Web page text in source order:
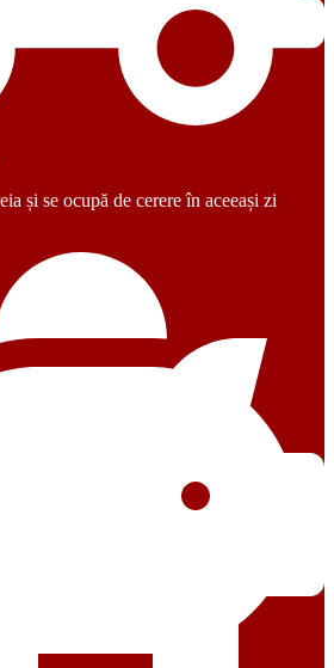
și se ocupă de cerere în aceeași zi